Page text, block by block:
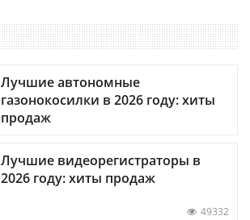
Лучшие автономные
газонокосилки в 2026 году: хиты
продаж
Лучшие видеорегистраторы в
2026 году: хиты продаж
49332